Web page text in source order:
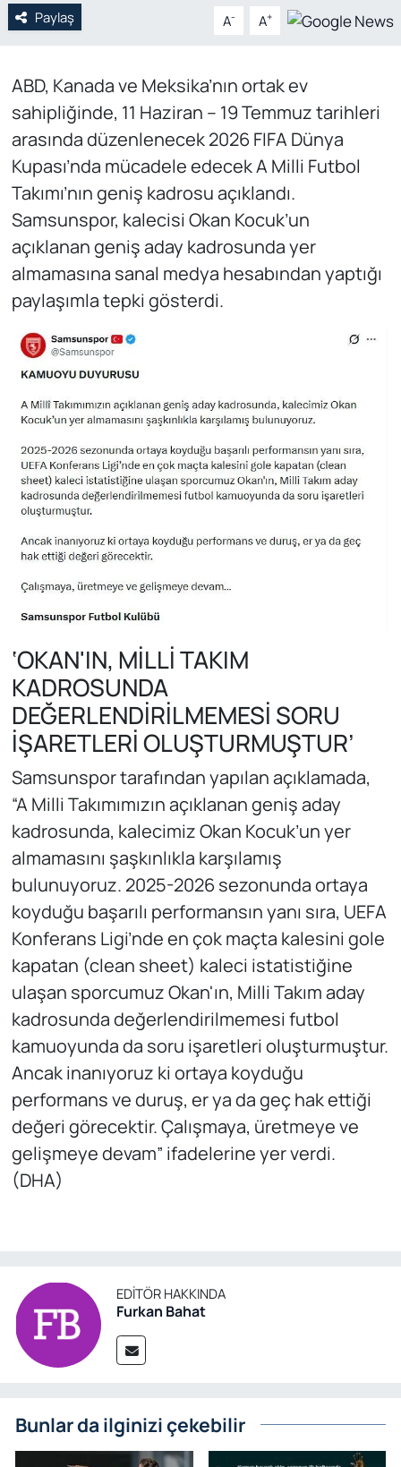
Paylaş A- A+
ABD, Kanada ve Meksika’nın ortak ev
sahipliğinde, 11 Haziran – 19 Temmuz tarihleri
arasında düzenlenecek 2026 FIFA Dünya
Kupası’nda mücadele edecek A Milli Futbol
Takımı’nın geniş kadrosu açıklandı.
Samsunspor, kalecisi Okan Kocuk’un
açıklanan geniş aday kadrosunda yer
almamasına sanal medya hesabından yaptığı
paylaşımla tepki gösterdi.
‘OKAN'IN, MİLLİ TAKIM
KADROSUNDA
DEĞERLENDİRİLMEMESİ SORU
İŞARETLERİ OLUŞTURMUŞTUR’
Samsunspor tarafından yapılan açıklamada,
“A Milli Takımımızın açıklanan geniş aday
kadrosunda, kalecimiz Okan Kocuk’un yer
almamasını şaşkınlıkla karşılamış
bulunuyoruz. 2025-2026 sezonunda ortaya
koyduğu başarılı performansın yanı sıra, UEFA
Konferans Ligi’nde en çok maçta kalesini gole
kapatan (clean sheet) kaleci istatistiğine
ulaşan sporcumuz Okan'ın, Milli Takım aday
kadrosunda değerlendirilmemesi futbol
kamuoyunda da soru işaretleri oluşturmuştur.
Ancak inanıyoruz ki ortaya koyduğu
performans ve duruş, er ya da geç hak ettiği
değeri görecektir. Çalışmaya, üretmeye ve
gelişmeye devam” ifadelerine yer verdi.
(DHA)
EDITÖR HAKKINDA
Furkan Bahat
Bunlar da ilginizi çekebilir
Yerel